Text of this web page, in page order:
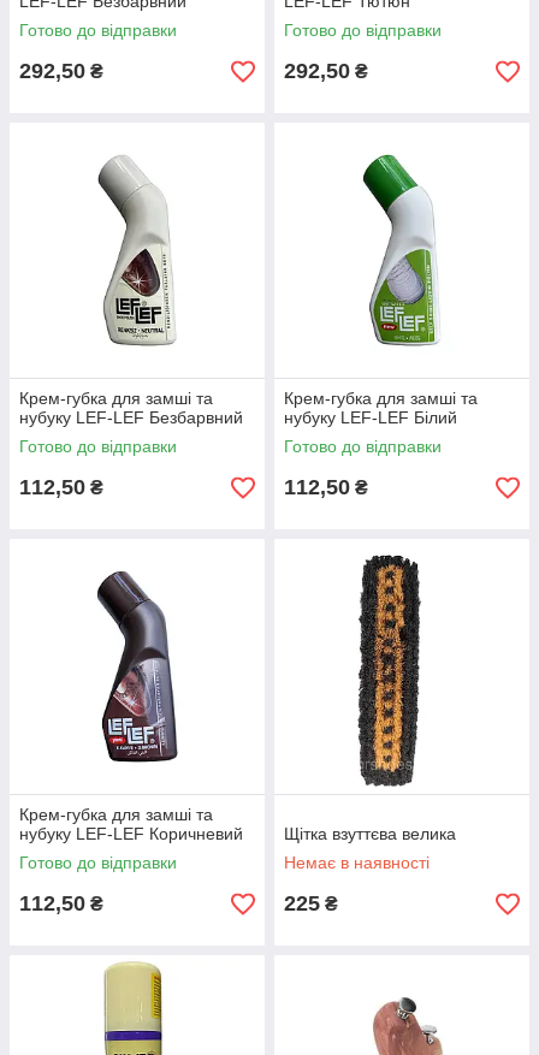
Готово до відправки
292,50 ₴
Готово до відправки
292,50 ₴
Крем-губка для замші та
нубуку LEF-LEF Безбарвний
Готово до відправки
112,50 ₴
Крем-губка для замші та
нубуку LEF-LEF Білий
Готово до відправки
112,50 ₴
Крем-губка для замші та
нубуку LEF-LEF Коричневий
Готово до відправки
112,50 ₴
Щітка взуттєва велика
Немає в наявності
225 ₴